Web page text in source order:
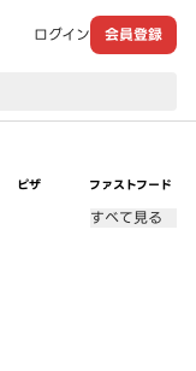
ログイン 会員登録
ピザ ファストフード
すべて見る